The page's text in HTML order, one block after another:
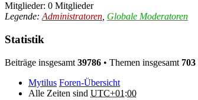
Mitglieder: 0 Mitglieder
Legende:Administratoren, Globale Moderatoren
Statistik
Beiträge insgesamt 39786 • Themen insgesamt 703
Mytilus Foren-Übersicht
Alle Zeiten sind UTC+01:00